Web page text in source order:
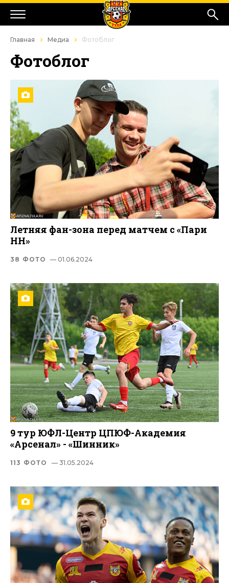
Главная Медиа Фотоблог
Фотоблог
Летняя фан-зона перед матчем с «Пари
НН»
38 ФОТО — 01.06.2024
9 тур ЮФЛ-Центр ЦПЮФ-Академия
«Арсенал» - «Шинник»
113 ФОТО — 31.05.2024